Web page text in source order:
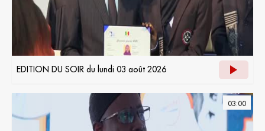
EDITION DU SOIR du lundi 03 août 2026
03:00